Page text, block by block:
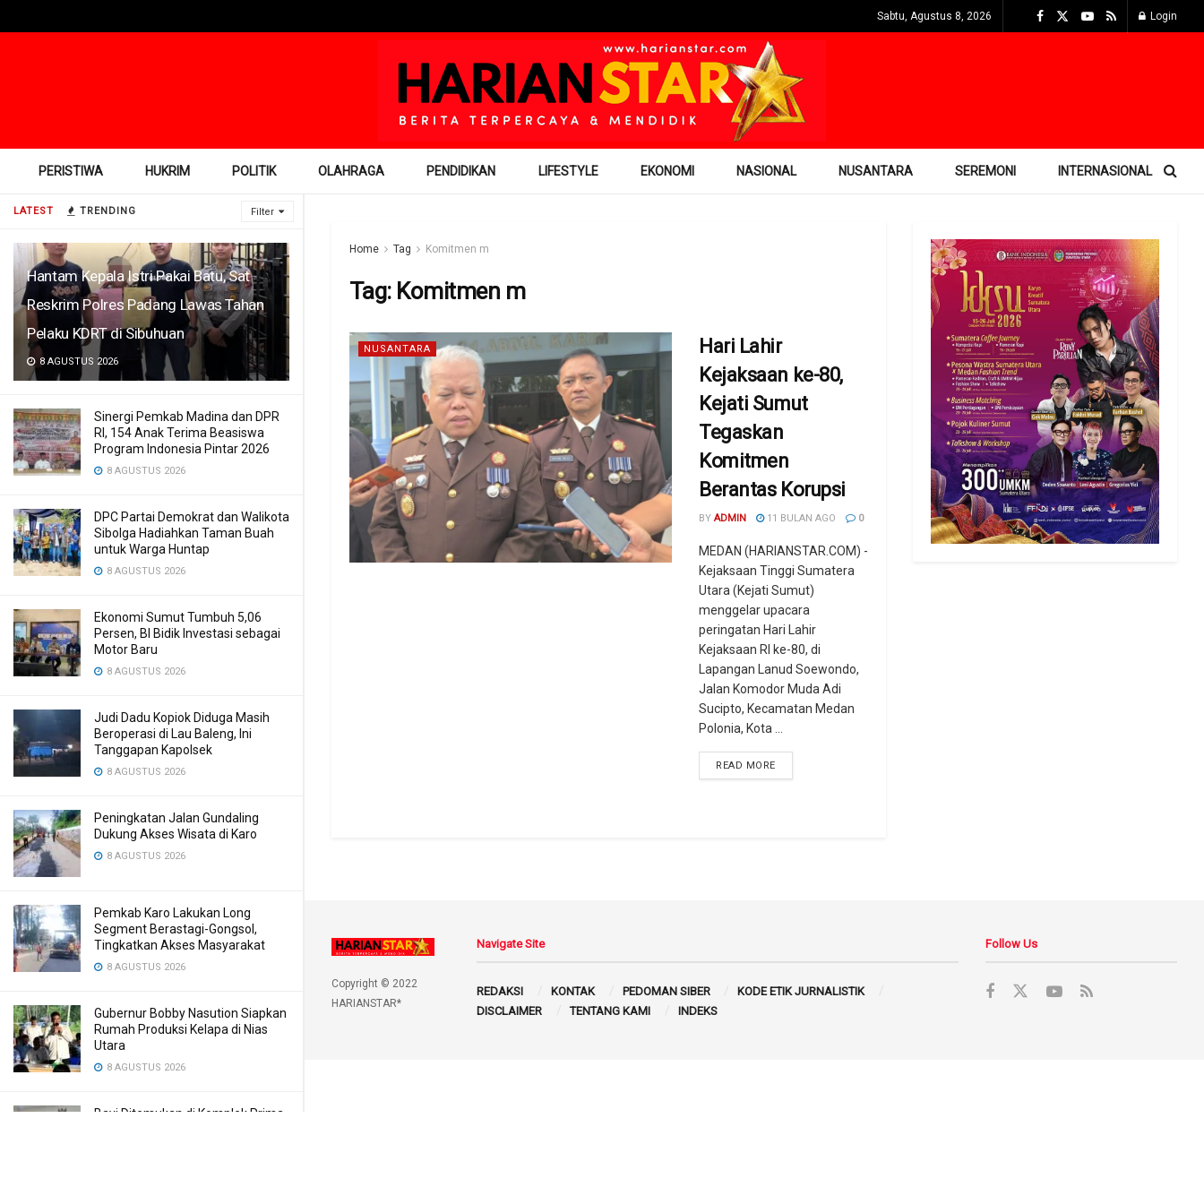
LATEST TRENDING Filter
Hantam Kepala Istri Pakai Batu, Sat
Reskrim Polres Padang Lawas Tahan
Pelaku KDRT di Sibuhuan
8 AGUSTUS 2026
Sinergi Pemkab Madina dan DPR
RI, 154 Anak Terima Beasiswa
Program Indonesia Pintar 2026
8 AGUSTUS 2026
DPC Partai Demokrat dan Walikota
Sibolga Hadiahkan Taman Buah
untuk Warga Huntap
8 AGUSTUS 2026
Ekonomi Sumut Tumbuh 5,06
Persen, BI Bidik Investasi sebagai
Motor Baru
8 AGUSTUS 2026
Judi Dadu Kopiok Diduga Masih
Beroperasi di Lau Baleng, Ini
Tanggapan Kapolsek
8 AGUSTUS 2026
Peningkatan Jalan Gundaling
Dukung Akses Wisata di Karo
8 AGUSTUS 2026
Pemkab Karo Lakukan Long
Segment Berastagi-Gongsol,
Tingkatkan Akses Masyarakat
8 AGUSTUS 2026
Gubernur Bobby Nasution Siapkan
Rumah Produksi Kelapa di Nias
Utara
8 AGUSTUS 2026
Bayi Ditemukan di Komplek Prima
Sabtu, Agustus 8, 2026 Login
PERISTIWA HUKRIM POLITIK OLAHRAGA PENDIDIKAN LIFESTYLE EKONOMI NASIONAL NUSANTARA SEREMONI INTERNASIONAL
Home Tag Komitmen m
Tag: Komitmen m
NUSANTARA
Hari Lahir
Kejaksaan ke-80,
Kejati Sumut
Tegaskan
Komitmen
Berantas Korupsi
BY ADMIN 11 BULAN AGO 0
MEDAN (HARIANSTAR.COM) -
Kejaksaan Tinggi Sumatera
Utara (Kejati Sumut)
menggelar upacara
peringatan Hari Lahir
Kejaksaan RI ke-80, di
Lapangan Lanud Soewondo,
Jalan Komodor Muda Adi
Sucipto, Kecamatan Medan
Polonia, Kota ...
READ MORE
Copyright © 2022
HARIANSTAR*
Navigate Site
REDAKSI KONTAK PEDOMAN SIBER
KODE ETIK JURNALISTIK
DISCLAIMER
TENTANG KAMI INDEKS
Follow Us